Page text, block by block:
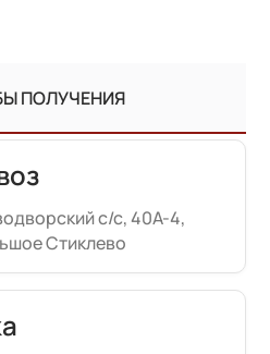
ПОЛУЧЕНИЯ
с/с, 40А-4,
Стиклево